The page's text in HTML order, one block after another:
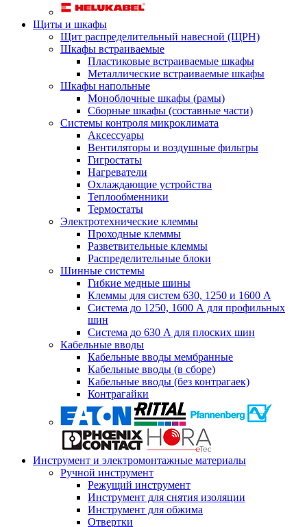
Щиты и шкафы
Щит распределительный навесной (ЩРН)
Шкафы встраиваемые
Пластиковые встраиваемые шкафы
Металлические встраиваемые шкафы
Шкафы напольные
Моноблочные шкафы (рамы)
Сборные шкафы (составные части)
Системы контроля микроклимата
Аксессуары
Вентиляторы и воздушные фильтры
Гигростаты
Нагреватели
Охлаждающие устройства
Теплообменники
Термостаты
Электротехнические клеммы
Проходные клеммы
Разветвительные клеммы
Распределительные блоки
Шинные системы
Гибкие медные шины
Клеммы для систем 630, 1250 и 1600 А
Система до 1250, 1600 А для профильных
шин
Система до 630 А для плоских шин
Кабельные вводы
Кабельные вводы мембранные
Кабельные вводы (в сборе)
Кабельные вводы (без контрагаек)
Контрагайки
Инструмент и электромонтажные материалы
Ручной инструмент
Режущий инструмент
Инструмент для снятия изоляции
Инструмент для обжима
Отвертки